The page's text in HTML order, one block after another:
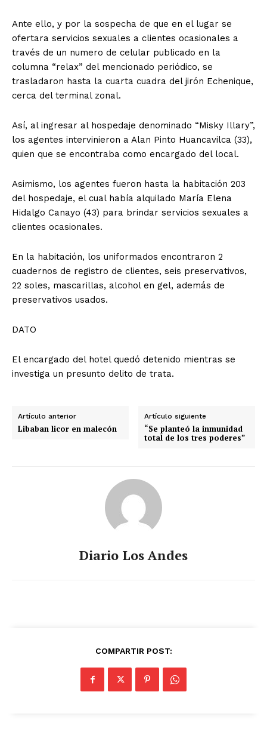
Ante ello, y por la sospecha de que en el lugar se
ofertara servicios sexuales a clientes ocasionales a
través de un numero de celular publicado en la
columna “relax” del mencionado periódico, se
trasladaron hasta la cuarta cuadra del jirón Echenique,
cerca del terminal zonal.
Así, al ingresar al hospedaje denominado “Misky Illary”,
los agentes intervinieron a Alan Pinto Huancavilca (33),
quien que se encontraba como encargado del local.
Asimismo, los agentes fueron hasta la habitación 203
del hospedaje, el cual había alquilado María Elena
Hidalgo Canayo (43) para brindar servicios sexuales a
clientes ocasionales.
En la habitación, los uniformados encontraron 2
cuadernos de registro de clientes, seis preservativos,
22 soles, mascarillas, alcohol en gel, además de
preservativos usados.
DATO
El encargado del hotel quedó detenido mientras se
investiga un presunto delito de trata.
Artículo anterior
Libaban licor en malecón
Artículo siguiente
“Se planteó la inmunidad
total de los tres poderes”
Diario Los Andes
COMPARTIR POST: